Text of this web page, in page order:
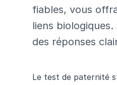
fiables, vous
liens
des réponses
Le test de paternité